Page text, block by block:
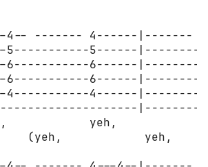
4-- ------- 4------|-------
5-----------5------|--------
6-----------6------|--------
6-----------6------|--------
4-----------4------|--------
yeh,
(yeh,            yeh,